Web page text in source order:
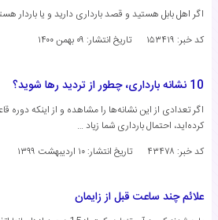
اگر اهل بابل هستید و قصد بارداری دارید و یا باردار
کد خبر: ۱۵۳۴۱۹
تاریخ انتشار: ۰۹ بهمن ۱۴۰۰
10 نشانه بارداری، چطور از تردید رها شوید؟
اگر تعدادی از این نشانه‌ها را مشاهده و از اینکه دوره
کرده‌اید، احتمال بارداری شما زیاد …
کد خبر: ۴۳۴۷۸
تاریخ انتشار: ۱۰ اردیبهشت ۱۳۹۹
علائم چند ساعت قبل از زایمان